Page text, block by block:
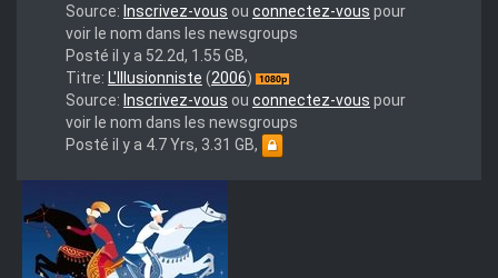
poste)
"L.Illusionniste.2006.FRENCH.BRRIP.XVID.AC3-
Source: Inscrivez-vous ou connectez-vous pour
voir le nom dans les newsgroups
Posté il y a 52.2d, 1.55 GB,
Illusionist
(2006)
Repack
[1080p]
BluRay
x264-
Titre: L'Illusionniste (2006)
Source: Inscrivez-vous ou connectez-vous pour
voir le nom dans les newsgroups
Posté il y a 4.7 Yrs, 3.31 GB,